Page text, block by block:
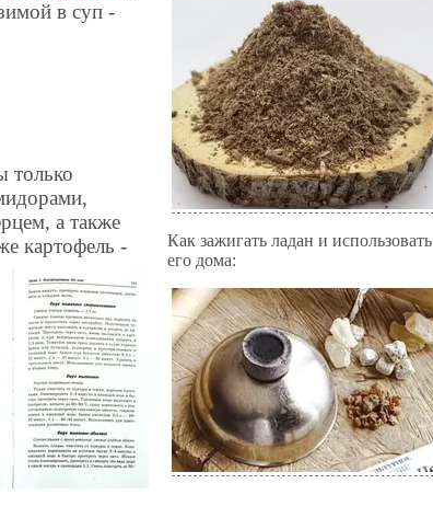
в суп -
только
а также
картофель -
Как зажигать ладан и использовать
его дома: